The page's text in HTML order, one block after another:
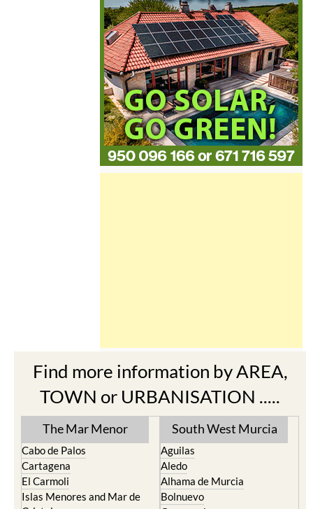
Find more information by AREA,
TOWN or URBANISATION .....
The Mar Menor
Cabo de Palos
El Carmoli
Islas Menores and Mar de
Cristal
La Manga Club
South West Murcia
Aguilas
Alhama de Murcia
Bolnuevo
Camposol
Condado de Alhama